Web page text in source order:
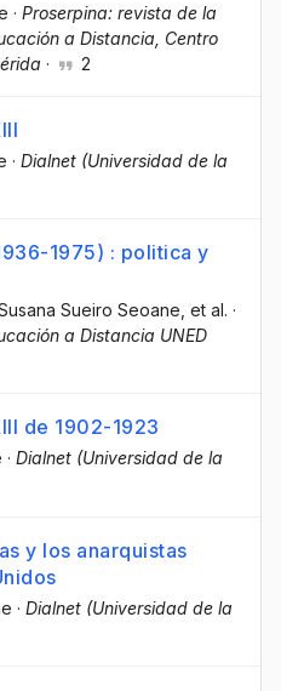
· Proserpina: revista de la
a Distancia, Centro
· 2
· Dialnet (Universidad de la
1975) : politica y
Susana Sueiro Seoane , et al. ·
a Distancia UNED
de 1902-1923
· Dialnet (Universidad de la
y los anarquistas
· Dialnet (Universidad de la